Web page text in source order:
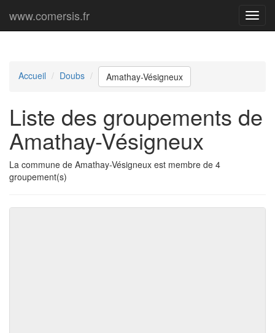
Menu
www.comersis.fr
Accueil Doubs Amathay-Vésigneux
Liste des groupements de
Amathay-Vésigneux
La commune de Amathay-Vésigneux est membre de 4
groupement(s)